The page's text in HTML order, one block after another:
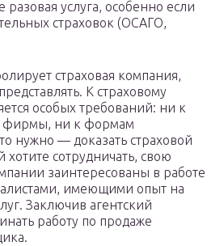
разовая услуга, особенно если
страховок (ОСАГО,
страховая компания,
К страховому
особых требований: ни к
фирмы, ни к формам
нужно — доказать страховой
хотите сотрудничать, свою
заинтересованы в работе
имеющими опыт на
Заключив агентский
работу по продаже